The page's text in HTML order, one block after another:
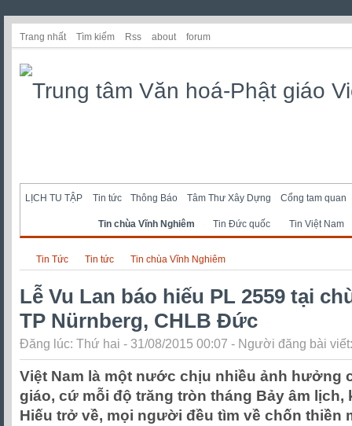
Trang nhất Tìm kiếm Rss about forum
LỊCH TU TẬP Tin tức
Tin chùa Vĩnh Nghiêm Tin Đức quốc Tin Việt Nam
Thông Báo Tâm Thư Xây Dựng Cổng tam quan
Tin Tức Tin tức Tin chùa Vĩnh Nghiêm
Lễ Vu Lan báo hiếu PL 2559 tại
TP Nürnberg, CHLB Đức
Đăng lúc: Thứ hai - 31/08/2015 00:07 - Người đăng bài
Việt Nam là một nước chịu nhiều ảnh hưởng
giáo, cứ mỗi độ trăng tròn tháng Bảy âm lịch,
Hiếu trở về, mọi người đều tìm về chốn thiền